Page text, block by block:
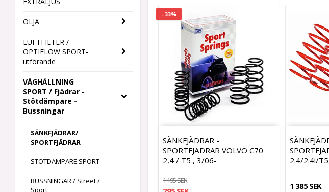
OLJA
LUFTFILTER /
OPTIFLOW SPORT-
utförande
VÄGHÅLLNING
SPORT / Fjädrar -
Stötdämpare -
Bussningar
SÄNKFJÄDRAR/
SPORTFJÄDRAR
STÖTDÄMPARE SPORT
BUSSNINGAR / Street /
Sport
- 33%
SÄNKFJÄDRAR -
SPORTFJÄDRAR VOLVO C70
2,4 / T5 , 3/06-
1 195 SEK
2.4/2.4i/
1 385 SEK